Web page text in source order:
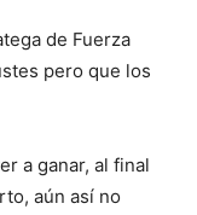
de Fuerza
pero que los
a ganar, al final
aún así no